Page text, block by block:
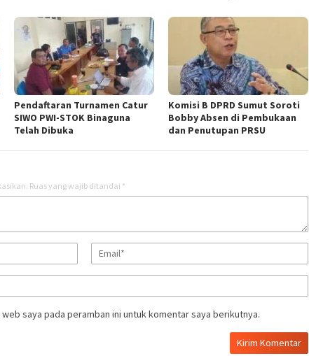
Pendaftaran Turnamen Catur
SIWO PWI-STOK Binaguna
Telah Dibuka
Komisi B DPRD Sumut Soroti
Bobby Absen di Pembukaan
dan Penutupan PRSU
Ruas yang wajib ditandai *
saya pada peramban ini untuk komentar saya berikutnya.